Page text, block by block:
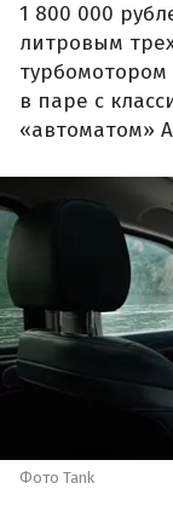
1 800 000
литровым
в паре с
«автоматом»
Фото Tank